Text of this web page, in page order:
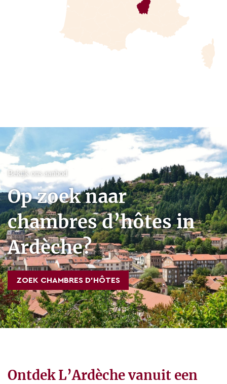
Bekijk ons aanbod
Op zoek naar
chambres d’hôtes in
Ardèche?
ZOEK CHAMBRES D’HÔTES
Ontdek L’Ardèche vanuit een